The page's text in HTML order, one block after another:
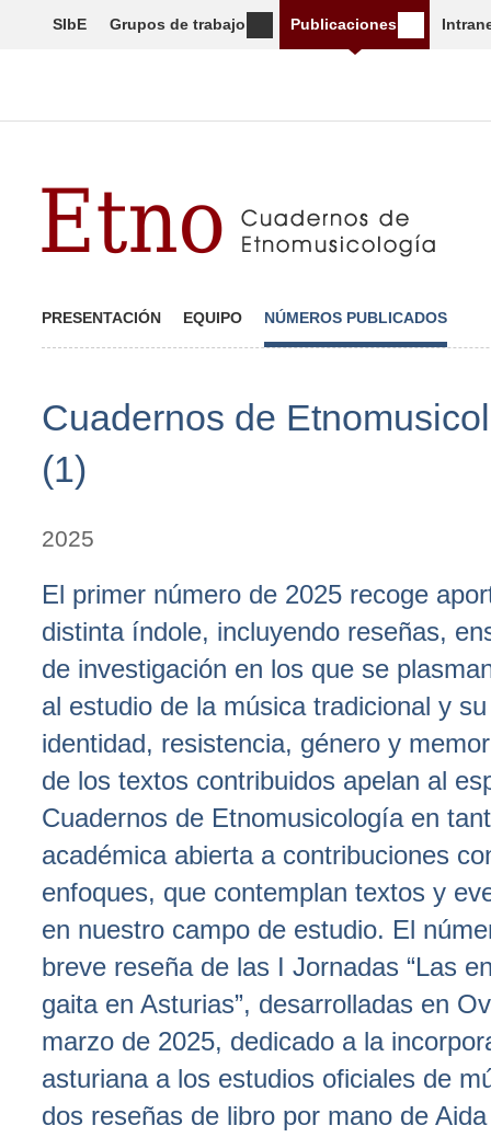
SIbE Grupos de trabajo Publicaciones
PRESENTACIÓN EQUIPO NÚMEROS PUBLICADOS
Cuadernos de
(1)
2025
El primer número de 2025 recoge
distinta índole, incluyendo reseñas,
de investigación en los que se
al estudio de la música tradicional y
identidad, resistencia, género y
de los textos contribuidos apelan al
Cuadernos de Etnomusicología en
académica abierta a contribuciones
enfoques, que contemplan textos y
en nuestro campo de estudio. El
breve reseña de las I Jornadas “Las
gaita en Asturias”, desarrolladas en
marzo de 2025, dedicado a la
asturiana a los estudios oficiales de
dos reseñas de libro por mano de